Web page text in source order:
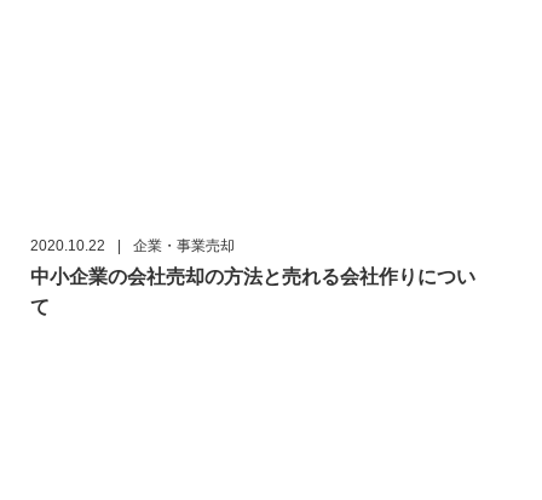
2020.10.22 | 企業・事業売却
中小企業の会社売却の方法と売れる会社作りについ
て